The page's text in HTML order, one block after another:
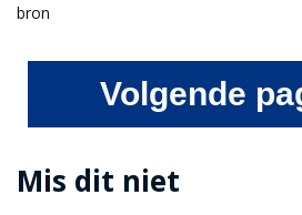
bron
Volgende
Mis dit niet